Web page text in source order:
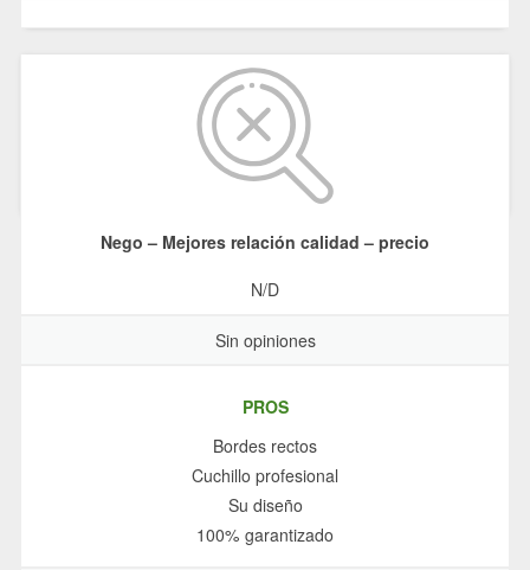
Nego – Mejores relación calidad – precio
N/D
Sin opiniones
PROS
Bordes rectos
Cuchillo profesional
Su diseño
100% garantizado